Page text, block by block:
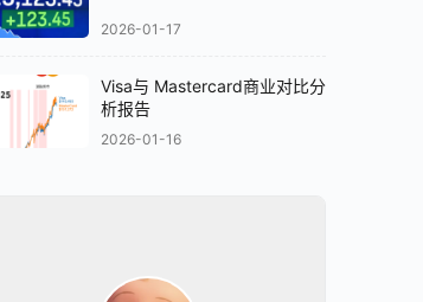
2026-01-17
Visa与 Mastercard商业对比分
析报告
2026-01-16